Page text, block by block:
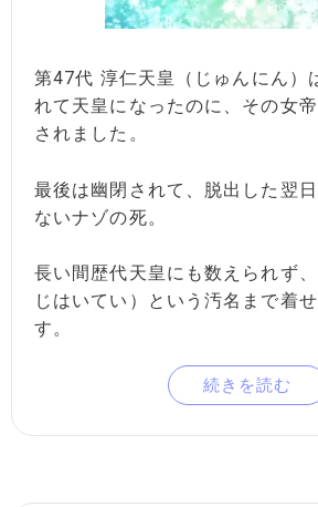
第47代 淳仁天皇（じゅんにん）
れて天皇になったのに、その女
されました。
最後は幽閉されて、脱出した翌
ないナゾの死。
長い間歴代天皇にも数えられず
じはいてい）という汚名まで着
す。
続きを読む